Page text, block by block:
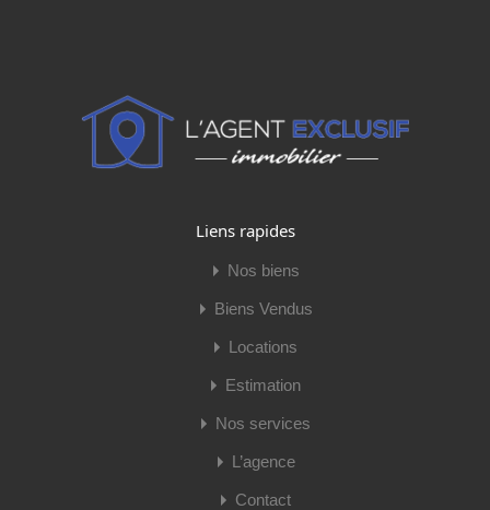
Caractéristiques
Vente
Liens rapides
Nos biens
Biens Vendus
Locations
Estimation
Nos services
L’agence
Contact